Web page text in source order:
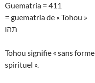
Guematria = 411
= guematria de « Tohou »
תהו
Tohou signifie « sans forme
spirituel ».